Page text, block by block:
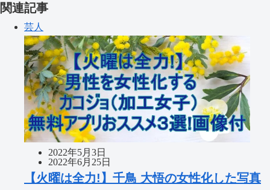
関連記事
芸人
2022年5月3日
2022年6月25日
【火曜は全力!】千鳥 大悟の女性化した写真